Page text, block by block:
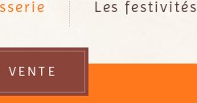
Les festivités
VENTE